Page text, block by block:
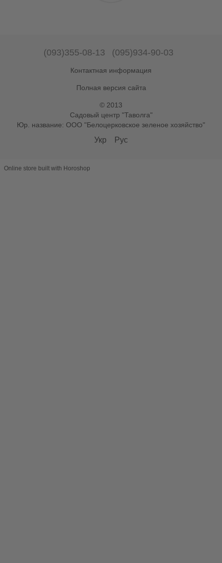
(093)355-08-13 (095)934-90-03
Контактная информация
Полная версия сайта
© 2013
Садовый центр "Таволга"
Юр. название: ООО "Белоцерковское зеленое хозяйство"
Укр Рус
Online store built with Horoshop